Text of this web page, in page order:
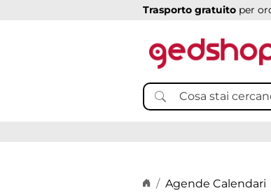
Trasporto gratuito per
Home page
Agende Calendari